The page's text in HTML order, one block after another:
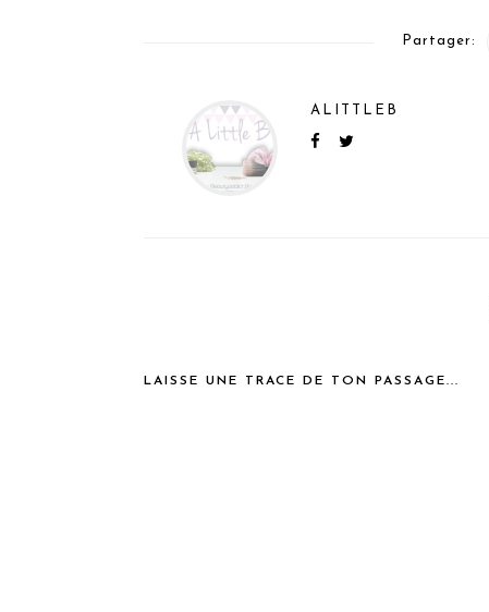
Partager:
ALITTLEB
LAISSE UNE TRACE DE TON PASSAGE...